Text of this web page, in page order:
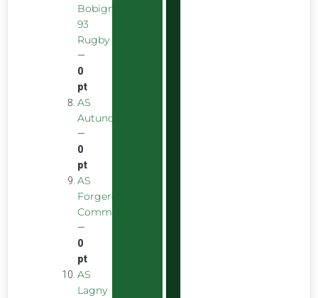
Bobigny
93
Rugby
—
0
pt
AS
Autunoise
—
0
pt
AS
Forgeron
Commentryens
—
0
pt
AS
Lagny